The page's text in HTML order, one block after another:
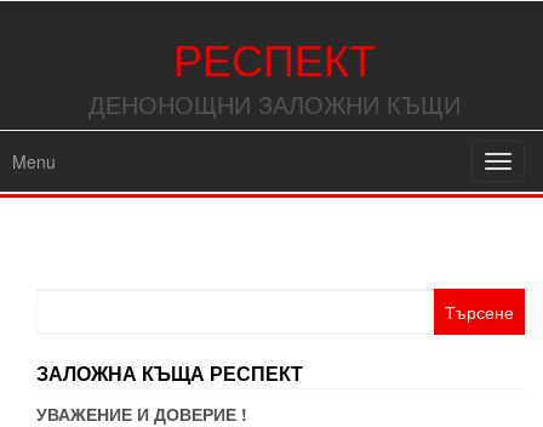
РЕСПЕКТ
ДЕНОНОЩНИ ЗАЛОЖНИ КЪЩИ
Menu
ЗАЛОЖНА КЪЩА РЕСПЕКТ
УВАЖЕНИЕ И ДОВЕРИЕ !